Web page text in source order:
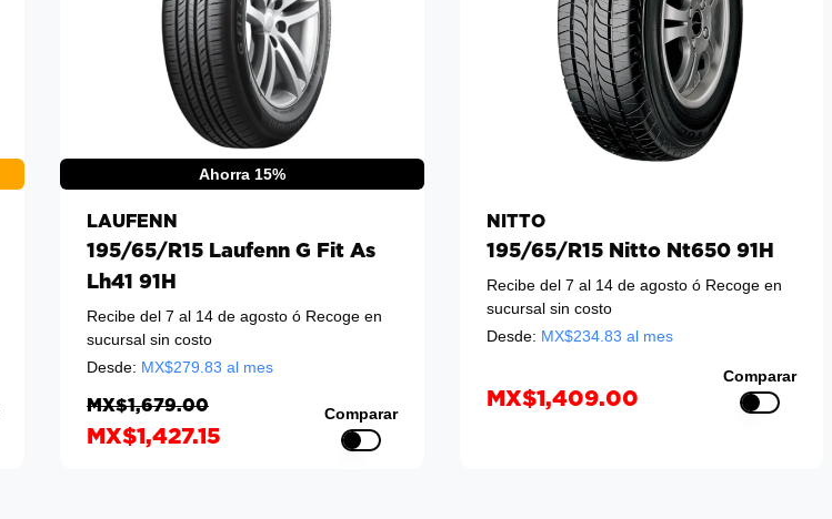
Ahorra 15%
LAUFENN
195/65/R15 Laufenn G Fit As
Lh41 91H
Recibe del 7 al 14 de agosto ó Recoge en
sucursal sin costo
Desde: MX$279.83 al mes
MX$1,679.00
MX$1,427.15
Comparar
NITTO
195/65/R15 Nitto Nt650 91H
Recibe del 7 al 14 de agostoó Recoge en
sucursal sin costo
Desde: MX$234.83 al mes
MX$1,409.00
Comparar